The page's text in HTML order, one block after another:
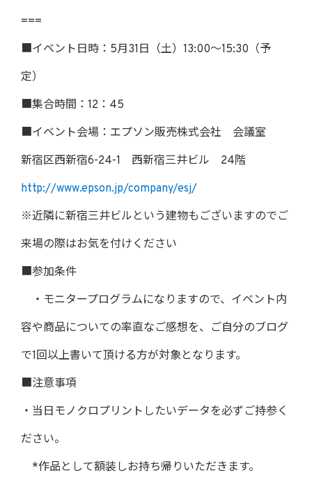
===
■イベント日時：5月31日（土）13:00～15:30（予
定）
■集合時間：12：45
■イベント会場：エプソン販売株式会社 会議室
新宿区西新宿6-24-1 西新宿三井ビル 24階
http://www.epson.jp/company/esj/
※近隣に新宿三井ビルという建物もございますのでご
来場の際はお気を付けください
■参加条件
・モニタープログラムになりますので、イベント内
容や商品についての率直なご感想を、ご自分のブログ
で1回以上書いて頂ける方が対象となります。
■注意事項
・当日モノクロプリントしたいデータを必ずご持参く
ださい。
*作品として額装しお持ち帰りいただきます。